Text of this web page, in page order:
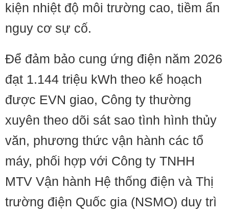
kiện nhiệt độ môi trường cao, tiềm ẩn
nguy cơ sự cố.
Để đảm bảo cung ứng điện năm 2026
đạt 1.144 triệu kWh theo kế hoạch
được EVN giao, Công ty thường
xuyên theo dõi sát sao tình hình thủy
văn, phương thức vận hành các tổ
máy, phối hợp với Công ty TNHH
MTV Vận hành Hệ thống điện và Thị
trường điện Quốc gia (NSMO) duy trì